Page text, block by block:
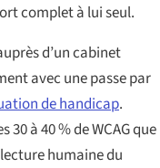
complet à lui seul.
d’un cabinet
avec une passe par
de handicap.
à 40 % de WCAG que
humaine du